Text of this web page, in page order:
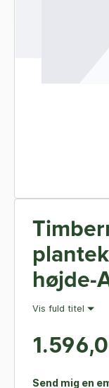
højde-
40 x 36
Vis fuld titel
Send mig en